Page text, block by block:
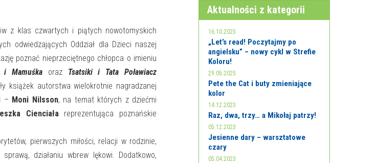
z klas czwartych i piątych nowotomyskich
odwiedzających Oddział dla Dzieci naszej
poznać nieprzeciętnego chłopca o imieniu
i Mamuśkaoraz Tsatsiki i Tata Poławiacz
książek autorstwa wielokrotnie nagradzanej
– Moni Nilsson, na temat których z dziećmi
Cienciałareprezentująca poznańskie
pierwszych miłości, relacji w rodzinie,
działaniu wbrew lękowi. Dodatkowo,
Aktualności z kategorii
16.10.2025
„Let’s read! Poczytajmy po
angielsku” – nowy cykl w Strefie
Koloru!
29.05.2025
Pete the Cat i buty zmieniające
kolor
14.12.2023
Raz, dwa, trzy… a Mikołaj patrzy!
05.12.2023
Jesienne dary – warsztatowe
czary
05.04.2023